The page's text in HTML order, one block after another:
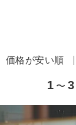
価格が安い順
1 〜 3